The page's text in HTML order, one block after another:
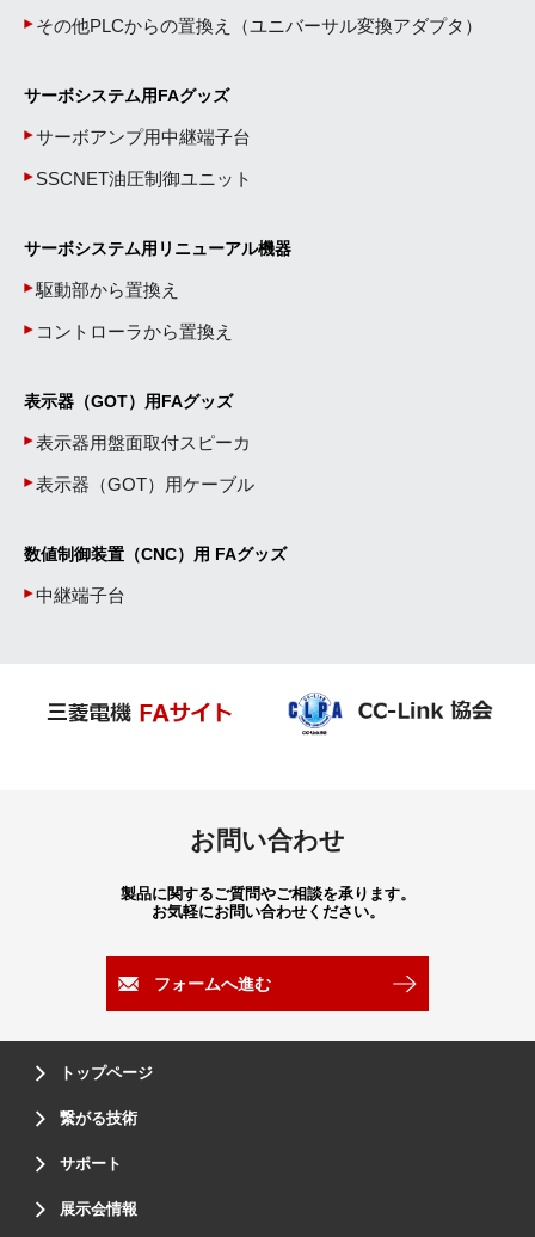
その他PLCからの置換え（ユニバーサル変換アダプタ）
サーボシステム用FAグッズ
サーボアンプ用中継端子台
SSCNET油圧制御ユニット
サーボシステム用リニューアル機器
駆動部から置換え
コントローラから置換え
表示器（GOT）用FAグッズ
表示器用盤面取付スピーカ
表示器（GOT）用ケーブル
数値制御装置（CNC）用 FAグッズ
中継端子台
お問い合わせ
製品に関するご質問やご相談を承ります。
お気軽にお問い合わせください。
フォームへ進む
トップページ
繋がる技術
サポート
展示会情報